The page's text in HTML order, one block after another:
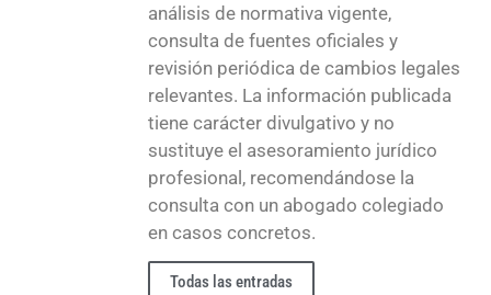
análisis de normativa vigente,
consulta de fuentes oficiales y
revisión periódica de cambios legales
relevantes. La información publicada
tiene carácter divulgativo y no
sustituye el asesoramiento jurídico
profesional, recomendándose la
consulta con un abogado colegiado
en casos concretos.
Todas las entradas